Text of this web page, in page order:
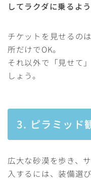
してラクダに乗るよ
チケットを見せるの
所だけでOK。
それ以外で「見せて
しょう。
3. ピラミッド
広大な砂漠を歩き、
入するには、装備選